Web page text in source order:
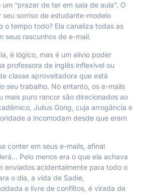
“prazer de ter em sala de aula”. O
sorriso de estudante-modelo
o tempo todo? Ela canaliza todas as
seus rascunhos de e-mail.
é lógico, mas é um alívio poder
professora de inglês inflexível ou
classe aproveitadora que está
seu trabalho. No entanto, os e-mails
mais puro rancor são direcionados ao
Julius Gong, cuja arrogância e
a incomodam desde que eram
conter em seus e-mails, afinal
Pelo menos era o que ela achava
enviados acidentalmente para todo o
o dia, a vida de Sadie,
e livre de conflitos, é virada de